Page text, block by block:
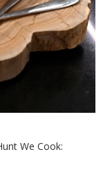
We Cook: